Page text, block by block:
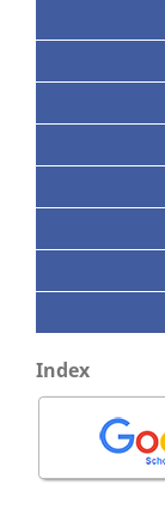
Index